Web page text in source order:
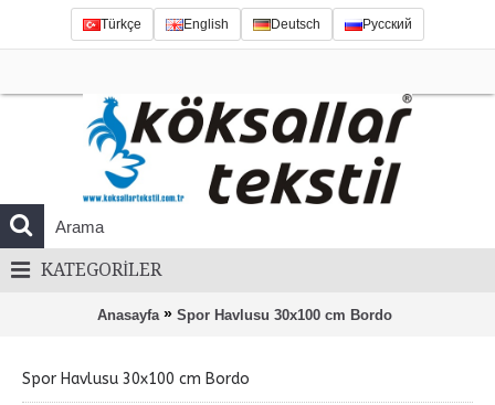
Türkçe English Deutsch Русский
KATEGORILER
Anasayfa » Spor Havlusu 30x100 cm Bordo
Spor Havlusu 30x100 cm Bordo